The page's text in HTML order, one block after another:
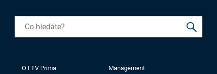
O FTV Prima
Management